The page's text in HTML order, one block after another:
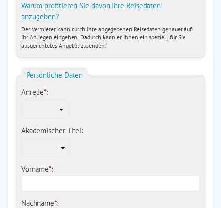
Warum profitieren Sie davon Ihre Reisedaten
anzugeben?
Der Vermieter kann durch Ihre angegebenen Reisedaten genauer auf
Ihr Anliegen eingehen. Dadurch kann er Ihnen ein speziell für Sie
ausgerichtetes Angebot zusenden.
Persönliche Daten
Anrede*:
Akademischer Titel:
Vorname*:
Nachname*: